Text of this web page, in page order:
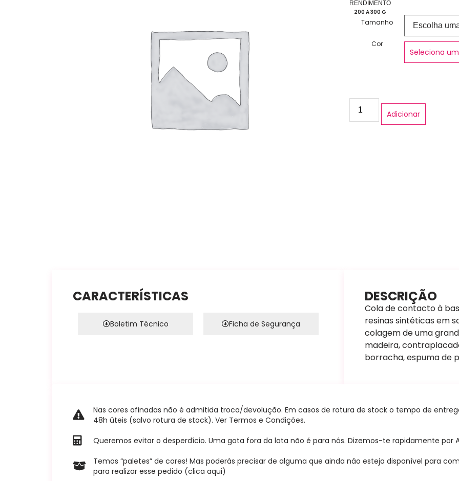
RENDIMENTO
200 A 300 G
Tamanho
Cor
Seleciona
Adicionar
CARACTERÍSTICAS
Boletim Técnico Ficha de Segurança
DESCRIÇÃO
Cola de contacto à
resinas sintéticas em
colagem de uma
madeira,
borracha, espuma de
Nas cores afinadas não é admitida troca/devolução. Em casos de rotura de stock o tempo de
48h úteis (salvo rotura de stock). Ver Termos e Condições.
Queremos evitar o desperdício. Uma gota fora da lata não é para nós. Dizemos-te rapidamente por
Temos “paletes” de cores! Mas poderás precisar de alguma que ainda não esteja disponível para
para realizar esse pedido (clica aqui)